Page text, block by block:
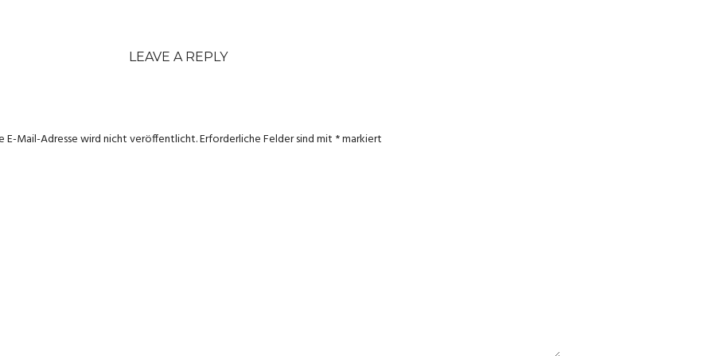
LEAVE A REPLY
E-Mail-Adresse wird nicht veröffentlicht.Erforderliche Felder sind mit *markiert